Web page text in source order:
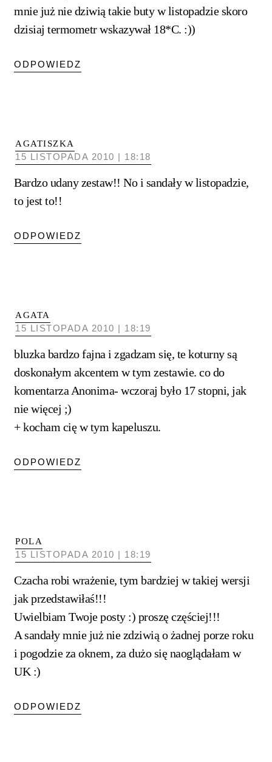
mnie już nie dziwią takie buty w listopadzie skoro
dzisiaj termometr wskazywał 18*C. :))
ODPOWIEDZ
AGATISZKA
15 LISTOPADA 2010 | 18:18
Bardzo udany zestaw!! No i sandały w listopadzie,
to jest to!!
ODPOWIEDZ
AGATA
15 LISTOPADA 2010 | 18:19
bluzka bardzo fajna i zgadzam się, te koturny są
doskonałym akcentem w tym zestawie. co do
komentarza Anonima- wczoraj było 17 stopni, jak
nie więcej ;)
+ kocham cię w tym kapeluszu.
ODPOWIEDZ
POLA
15 LISTOPADA 2010 | 18:19
Czacha robi wrażenie, tym bardziej w takiej wersji
jak przedstawiłaś!!!
Uwielbiam Twoje posty :) proszę częściej!!!
A sandały mnie już nie zdziwią o żadnej porze roku
i pogodzie za oknem, za dużo się naoglądałam w
UK :)
ODPOWIEDZ